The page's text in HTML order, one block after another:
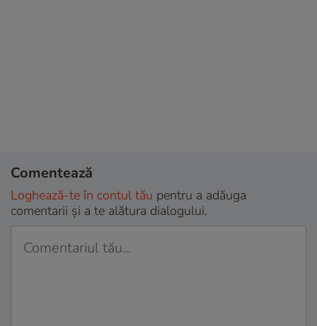
Comentează
Loghează-te în contul tău pentru a adăuga
comentarii și a te alătura dialogului.